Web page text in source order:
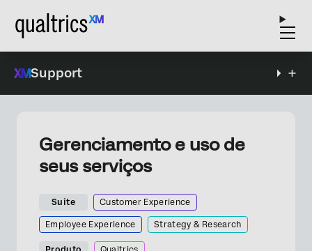
Support
Gerenciamento e uso de
seus serviços
Suite Customer Experience
Employee Experience Strategy & Research